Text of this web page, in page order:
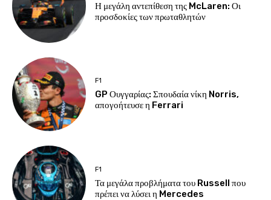
Η μεγάλη αντεπίθεση της McLaren: Οι
προσδοκίες των πρωταθλητών
F1
GP Ουγγαρίας: Σπουδαία νίκη Norris,
απογοήτευσε η Ferrari
F1
Τα μεγάλα προβλήματα του Russell που
πρέπει να λύσει η Mercedes